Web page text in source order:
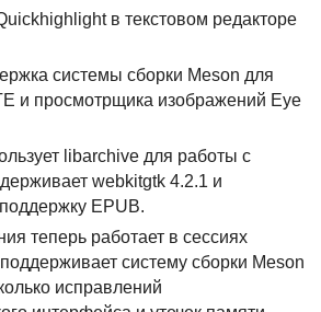
в текстовом редакторе
системы сборки Meson для
и просмотрщика изображений Eye
libarchive для работы с
webkitgtk 4.2.1 и
EPUB.
теперь работает в сессиях
систему сборки Meson
исправлений